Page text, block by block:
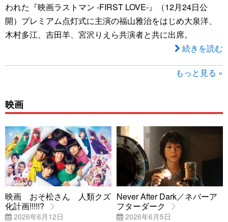
われた『映画ラストマン -FIRST LOVE-』（12月24日公
開）プレミアム点灯式に主演の福山雅治をはじめ大泉洋、
木村多江、吉田羊、宮沢りえら共演者と共に出席。
続きを読む
もっと見る »
映画
映画 おそ松さん 人類クズ
化計画!!!!!?
2026年6月12日
Never After Dark／ネバーア
フターダーク
2026年6月5日